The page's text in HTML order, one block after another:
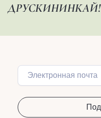
ДРУСКИНИНКАЙ!